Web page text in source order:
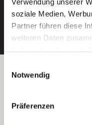
soziale Medien,
Partner führen diese
weiteren Daten
Wenn Sie auf
Sie der Speicherung
Ihre Einwilligung
indem Sie die Cookie-
Notwendig
Präferenzen
E-
Betreiber der Webseite
Kantstraße 45a